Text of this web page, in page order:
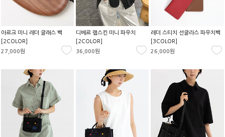
아르크 미니 레더 글래스 백
[2COLOR]
27,000원
디베르 램스킨 미니 파우치
[2COLOR]
36,000원
레더 스티치 선글라스 파우치백
[3COLOR]
26,000원